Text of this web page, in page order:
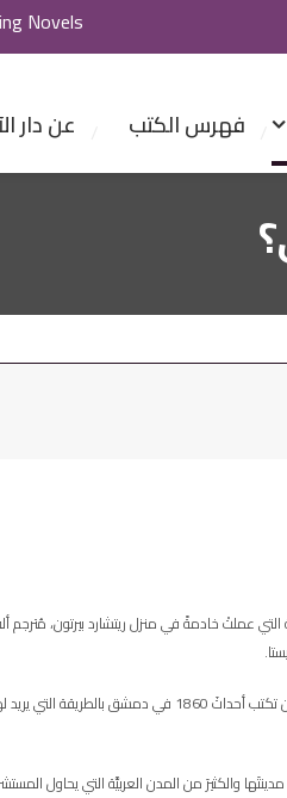
Novels |
فهرس الكتب عن دار
التي عملتْ خادمةً في منزل ريتشارد بيرتون، مُترجم
يسمح هذا السفر لقمُّور بأن تكتشف صوتَها، وترفض أن
والكثيرَ من المدن العربيَّة التي يحاول